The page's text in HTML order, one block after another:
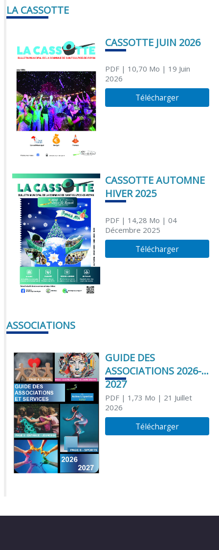
LA CASSOTTE
CASSOTTE JUIN 2026
PDF| 10,70 Mo | 19 Juin
2026
Télécharger
CASSOTTE AUTOMNE
HIVER 2025
PDF| 14,28 Mo | 04
Décembre 2025
Télécharger
ASSOCIATIONS
GUIDE DES
ASSOCIATIONS 2026-
2027
PDF| 1,73 Mo | 21 Juillet
2026
Télécharger